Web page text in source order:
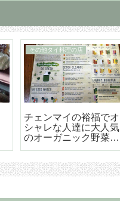
タイ暮らしのビザ
チェンマイ（タイ）長
期滞在生活のためのリ
タイヤメント（NON-